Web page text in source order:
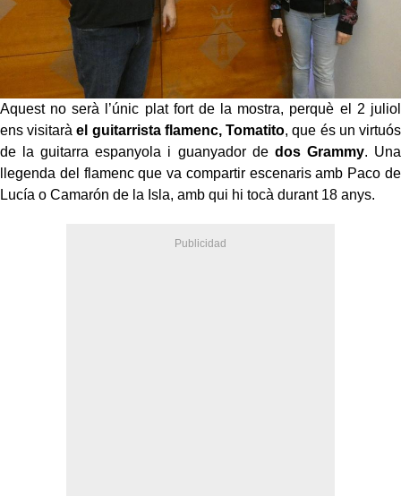
Aquest no serà l’únic plat fort de la mostra, perquè el 2 juliol
ens visitaràel guitarrista flamenc, Tomatito, que és un virtuós
de la guitarra espanyola i guanyador de dos Grammy. Una
llegenda del flamenc que va compartir escenaris amb Paco de
Lucía o Camarón de la Isla, amb qui hi tocà durant 18 anys.